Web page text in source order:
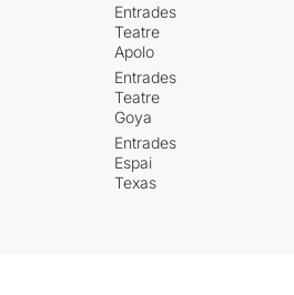
Entrades
Teatre
Apolo
Entrades
Teatre
Goya
Entrades
Espai
Texas